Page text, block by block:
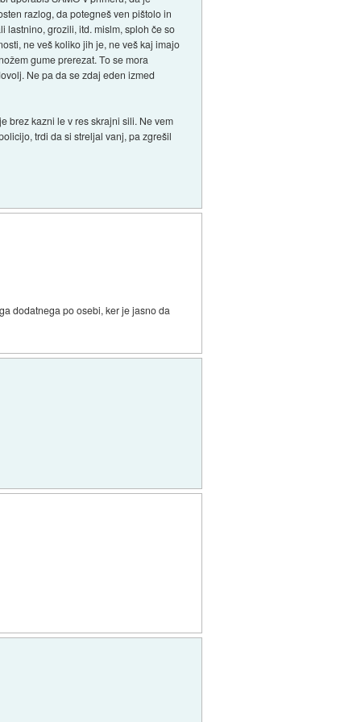
razlog, da potegneš ven pištolo in
lastnino, grozili, itd. mislm, sploh če so
ne veš koliko jih je, ne veš kaj imajo
gume prerezat. To se mora
Ne pa da se zdaj eden izmed
brez kazni le v res skrajni sili. Ne vem
trdi da si streljal vanj, pa zgrešil
dodatnega po osebi, ker je jasno da